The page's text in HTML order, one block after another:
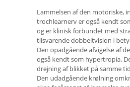
Lammelsen af ​​den motoriske,
trochlearnerv er også kendt
og er klinisk forbundet med
tilsvarende dobbeltvision i
Den opadgående afvigelse af
også kendt som hypertropia.
drejning af blikket på samme
Den udadgående krølning